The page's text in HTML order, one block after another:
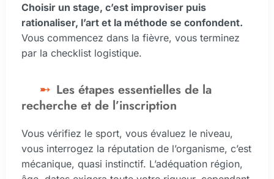
Choisir un stage, c’est improviser puis
rationaliser, l’art et la méthode se confondent.
Vous commencez dans la fièvre, vous terminez
par la checklist logistique.
Les étapes essentielles de la
recherche et de l’inscription
Vous vérifiez le sport, vous évaluez le niveau,
vous interrogez la réputation de l’organisme, c’est
mécanique, quasi instinctif. L’adéquation région,